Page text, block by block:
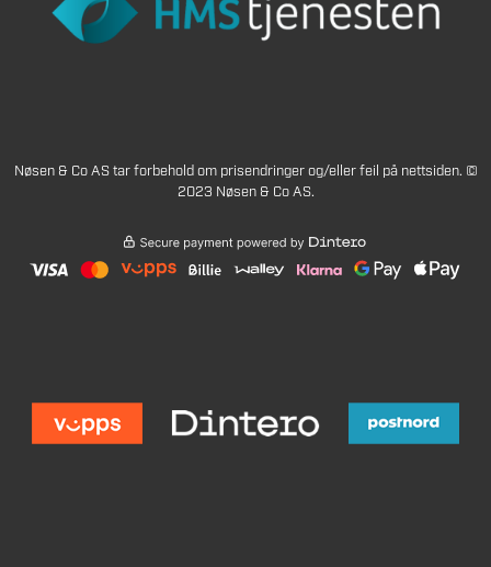
Nøsen & Co AS tar forbehold om prisendringer og/eller feil på nettsiden. ©
2023 Nøsen & Co AS.